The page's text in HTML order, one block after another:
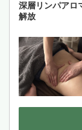
深層リンパアロ
解放